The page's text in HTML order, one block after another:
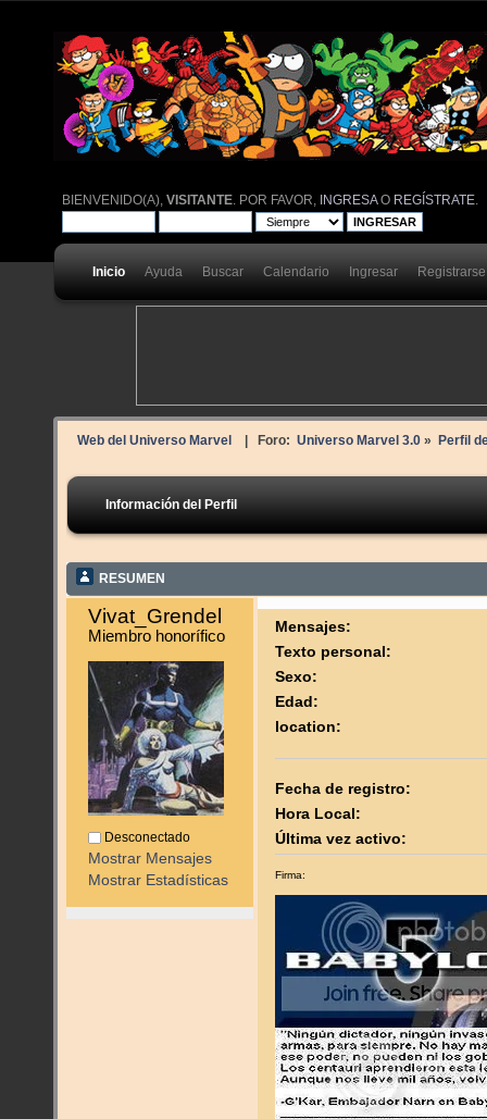
BIENVENIDO(A),VISITANTE . POR FAVOR, INGRESAO REGÍSTRATE
Inicio Ayuda Buscar Calendario Ingresar Registrarse
Web del Universo Marvel | Foro: Universo Marvel 3.0» Perfil
Información del Perfil
RESUMEN
Vivat_Grendel
Miembro honorífico
Desconectado
Mostrar Mensajes
Mostrar Estadísticas
Mensajes:
Texto personal:
Sexo:
Edad:
location:
Fecha de registro:
Hora Local:
Última vez activo:
Firma: